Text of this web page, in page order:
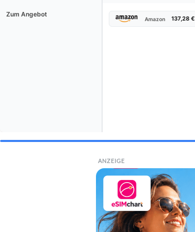
Zum Angebot
Amazon 137,28 €
ANZEIGE